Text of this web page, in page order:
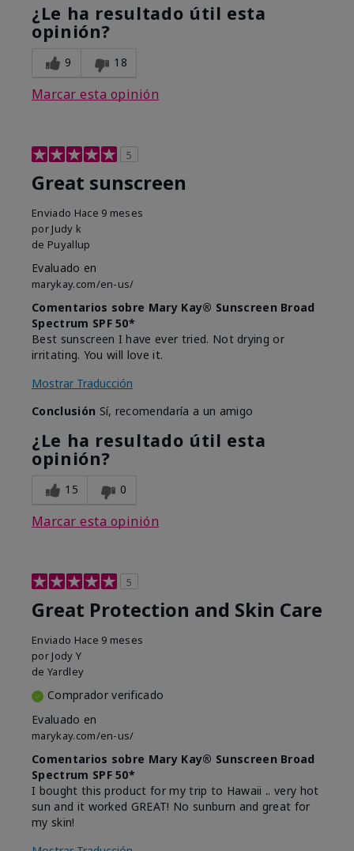
¿Le ha resultado útil esta
opinión?
9 18
Marcar esta opinión
5
Great sunscreen
Enviado Hace 9 meses
por Judy k
de Puyallup
Evaluado en
marykay.com/en-us/
Comentarios sobre Mary Kay® Sunscreen Broad
Spectrum SPF 50*
Best sunscreen I have ever tried. Not drying or
irritating. You will love it.
Mostrar Traducción
Conclusión Sí, recomendaría a un amigo
¿Le ha resultado útil esta
opinión?
15 0
Marcar esta opinión
5
Great Protection and Skin Care
Enviado Hace 9 meses
por Jody Y
de Yardley
Comprador verificado
Evaluado en
marykay.com/en-us/
Comentarios sobre Mary Kay® Sunscreen Broad
Spectrum SPF 50*
I bought this product for my trip to Hawaii .. very hot
sun and it worked GREAT! No sunburn and great for
my skin!